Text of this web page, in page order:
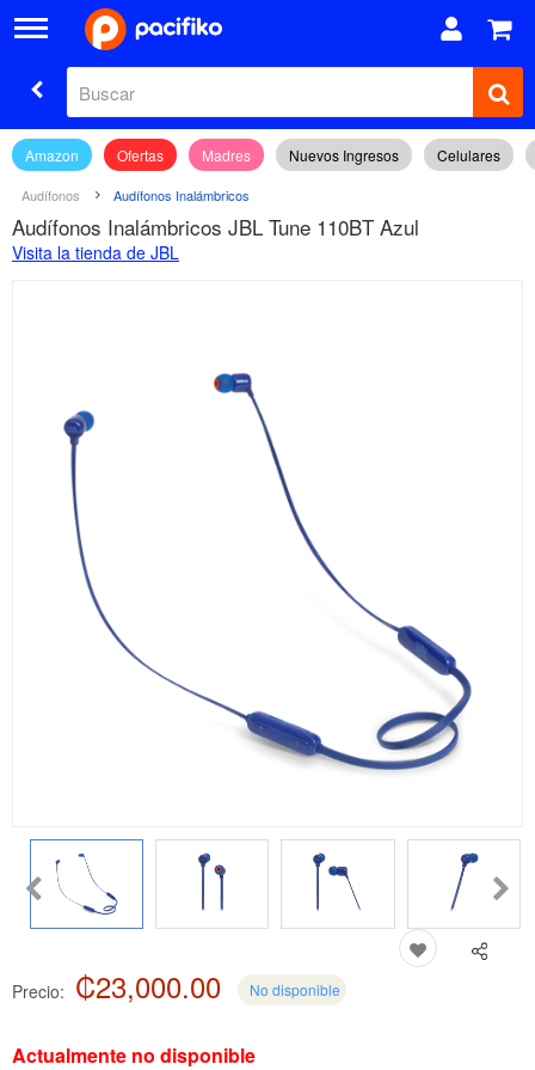
Amazon Ofertas Madres Nuevos Ingresos Celulares
Audífonos Audífonos Inalámbricos
Audífonos Inalámbricos JBL Tune 110BT Azul
Visita la tienda de JBL
Precio: ₡23,000.00 No disponible
Actualmente no disponible